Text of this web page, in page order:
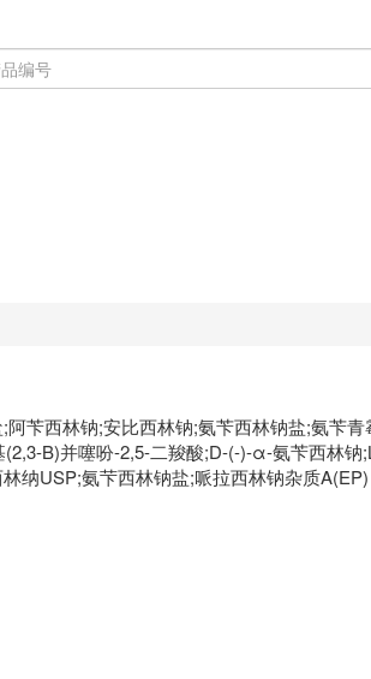
苄西林钠;安比西林钠;氨苄西林钠盐;氨苄
B)并噻吩-2,5-二羧酸;D-(-)-α-氨苄西林
纳USP;氨芐西林钠盐;哌拉西林钠杂质